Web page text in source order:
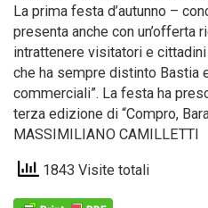
La prima festa d’autunno –
presenta anche con un’offerta
intrattenere visitatori e
che ha sempre distinto Bastia
commerciali”. La festa ha
terza edizione di “Compro,
MASSIMILIANO CAMILLETTI
1843 Visite totali